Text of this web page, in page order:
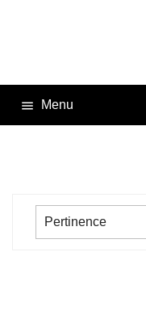
 Menu
Pertinence